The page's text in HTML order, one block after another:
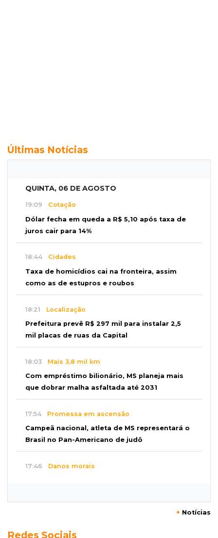
Últimas Notícias
QUINTA, 06 DE AGOSTO
19:09 Cotação
Dólar fecha em queda a R$ 5,10 após taxa de
juros cair para 14%
18:44 Cidades
Taxa de homicídios cai na fronteira, assim
como as de estupros e roubos
18:21 Localização
Prefeitura prevê R$ 297 mil para instalar 2,5
mil placas de ruas da Capital
18:03 Mais 3,8 mil km
Com empréstimo bilionário, MS planeja mais
que dobrar malha asfaltada até 2031
17:54 Promessa em ascensão
Campeã nacional, atleta de MS representará o
Brasil no Pan-Americano de judô
17:46 Danos morais
Velório de Luis Pedro Scalise será no Rubens
+ Notícias
Redes Sociais